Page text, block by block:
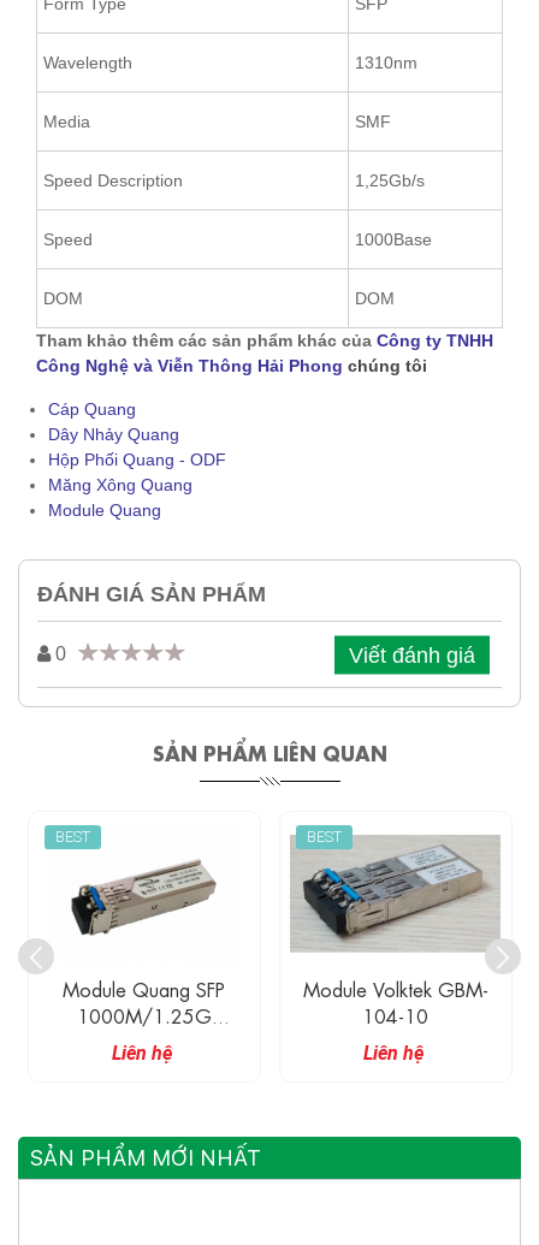
Form Type SFP
Wavelength 1310nm
Media SMF
Speed Description 1,25Gb/s
Speed 1000Base
DOM DOM
Tham khảo thêm các sản phẩm khác của Công ty TNHH
Công Nghệ và Viễn Thông Hải Phong chúng tôi
Cáp Quang
Dây Nhảy Quang
Hộp Phối Quang - ODF
Măng Xông Quang
Module Quang
ĐÁNH GIÁ SẢN PHẨM
0 Viết đánh giá
SẢN PHẨM LIÊN QUAN
BEST
Module Quang SFP
1000M/1.25G
Singlemode 1550nm.
Model: MWS-12-55-XX-
Liên hệ
BEST
Module Volktek GBM-
104-10
Liên hệ
SẢN PHẨM MỚI NHẤT